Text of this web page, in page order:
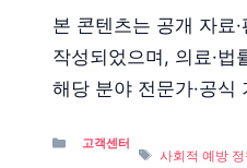
본 콘텐츠는 공개 자료
작성되었으며, 의료·법
해당 분야 전문가·공식
Categories
고객센터
Tags
사회적 예방 정